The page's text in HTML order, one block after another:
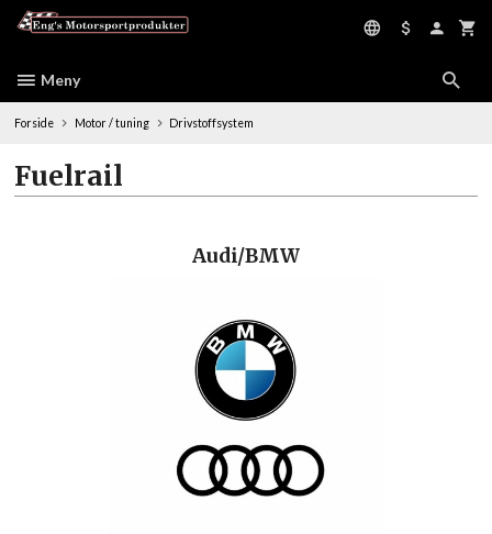
Meny
Forside Motor / tuning Drivstoffsystem
Fuelrail
Audi/BMW